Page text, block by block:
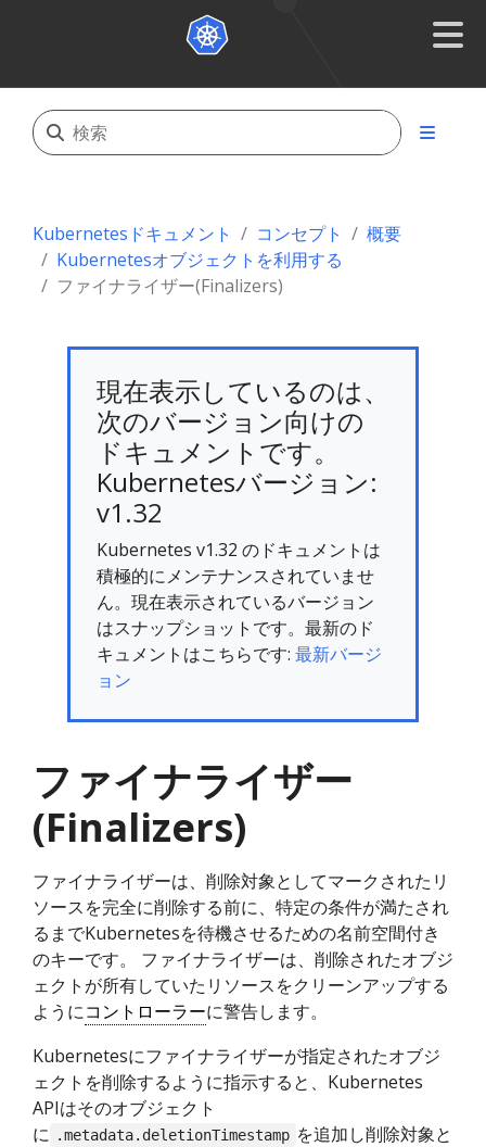
Kubernetesドキュメント コンセプト
概要
Kubernetesオブジェクトを利用する
ファイナライザー(Finalizers)
現在表示しているのは、
次のバージョン向けの
ドキュメントです。
Kubernetesバージョン:
v1.32
Kubernetes v1.32 のドキュメントは
積極的にメンテナンスされていませ
ん。現在表示されているバージョン
はスナップショットです。最新のド
キュメントはこちらです: 最新バージ
ョン
ファイナライザー
(Finalizers)
ファイナライザーは、削除対象としてマークされたリ
ソースを完全に削除する前に、特定の条件が満たされ
るまでKubernetesを待機させるための名前空間付き
のキーです。 ファイナライザーは、削除されたオブジ
ェクトが所有していたリソースをクリーンアップする
ようにコントローラーに警告します。
Kubernetesにファイナライザーが指定されたオブジ
ェクトを削除するように指示すると、Kubernetes
APIはそのオブジェクト
に .metadata.deletionTimestamp を追加し削除対象と